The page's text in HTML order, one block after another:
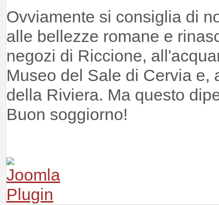
Ovviamente si consiglia di
alle bellezze romane e
negozi di Riccione,
Museo del Sale di Cervia e,
della Riviera. Ma questo
Buon soggiorno!